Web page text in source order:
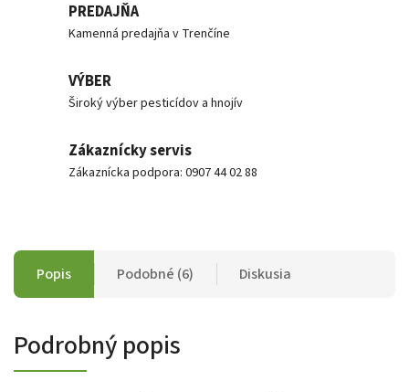
PREDAJŇA
Kamenná predajňa v Trenčíne
VÝBER
Široký výber pesticídov a hnojív
Zákaznícky servis
Zákaznícka podpora: 0907 44 02 88
Popis Podobné (6) Diskusia
Podrobný popis